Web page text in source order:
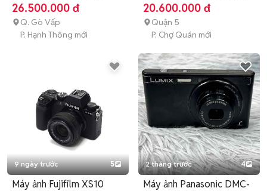
chữa) Hết bảo hành
26.500.000 đ
Q. Gò Vấp
P. Hạnh Thông mới
20.600.000 đ
Quận 5
P. Chợ Quán mới
9 ngày trước 5
Máy ảnh Fujifilm XS10
2 tháng trước 4
Máy ảnh Panasonic DMC-